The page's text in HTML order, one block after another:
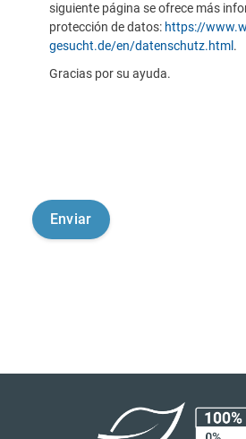
siguiente página se ofrece más
protección de datos: https://
gesucht.de/en/datenschutz.html .
Gracias por su ayuda.